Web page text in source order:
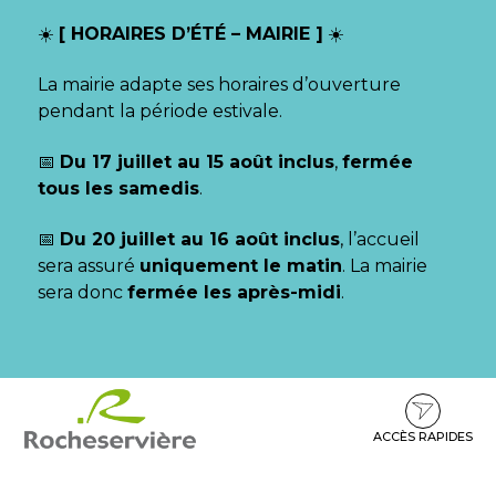
☀️ [ HORAIRES D’ÉTÉ – MAIRIE ] ☀️
La mairie adapte ses horaires d’ouverture
pendant la période estivale.
📅 Du 17 juillet au 15 août inclus, fermée
tous les samedis.
📅 Du 20 juillet au 16 août inclus, l’accueil
sera assuré uniquement le matin. La mairie
sera donc fermée les après-midi.
contenu
pied
ACCÈS RAPIDES